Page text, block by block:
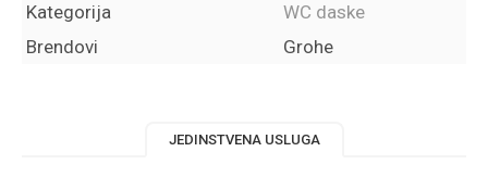
Kategorija
WC daske
Brendovi
Grohe
JEDINSTVENA USLUGA